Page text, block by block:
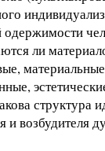
одержимости
ли
структура
и возбудителя